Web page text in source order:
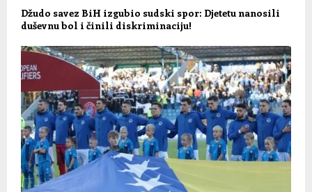
Džudo savez BiH izgubio sudski spor: Djetetu nanosili
duševnu bol i činili diskriminaciju!